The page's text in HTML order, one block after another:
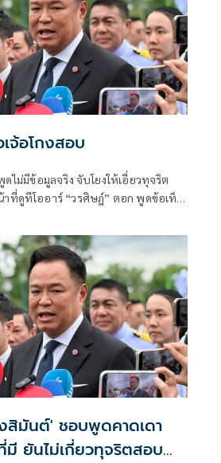
เจ้อโกงสอบ
ไม่มีข้อมูลจริง จับโยงให้เอี่ยวทุจริต
ที่ดูทีโออาร์ “วรศิษฎ์” ตอก พูดข้อเท็จ
สิมันต์' ชอบพูดคาดเดา
ยันไม่เกี่ยวทุจริตสอบ